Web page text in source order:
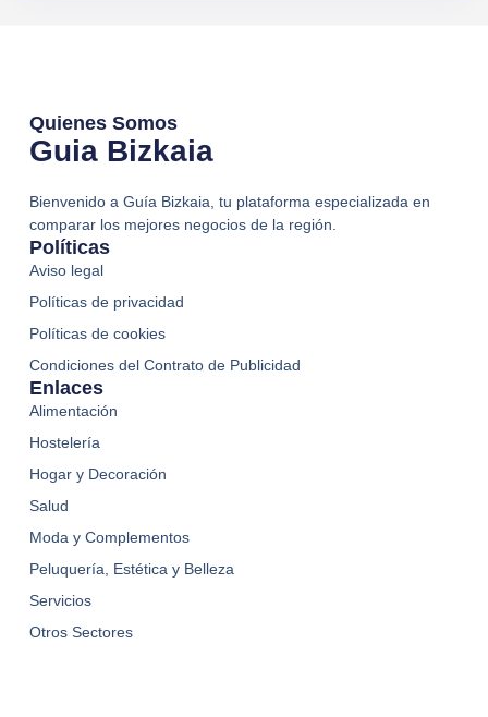
Quienes Somos
Guia Bizkaia
Bienvenido a Guía Bizkaia, tu plataforma especializada en
comparar los mejores negocios de la región.
Enlaces
Alimentación
Hostelería
Hogar y Decoración
Salud
Moda y Complementos
Peluquería, Estética y Belleza
Servicios
Otros Sectores
Políticas
Aviso legal
Políticas de privacidad
Políticas de cookies
Condiciones del Contrato de Publicidad